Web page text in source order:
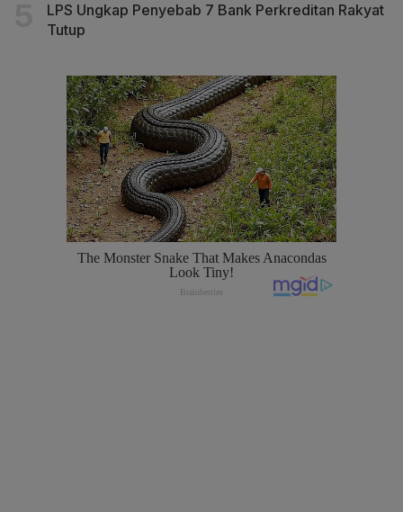
LPS Ungkap Penyebab 7 Bank Perkreditan Rakyat
Tutup